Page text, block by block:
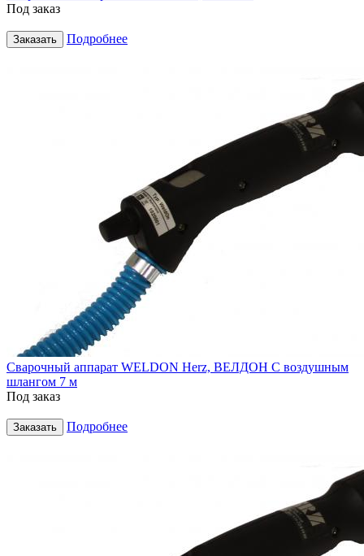
Под заказ
Заказать Подробнее
Сварочный аппарат WELDON Herz, ВЕЛДОН С воздушным
шлангом 7 м
Под заказ
Заказать Подробнее